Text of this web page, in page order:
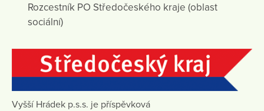
Rozcestník PO Středočeského kraje (oblast
sociální)
Vyšší Hrádek p.s.s. je příspěvková